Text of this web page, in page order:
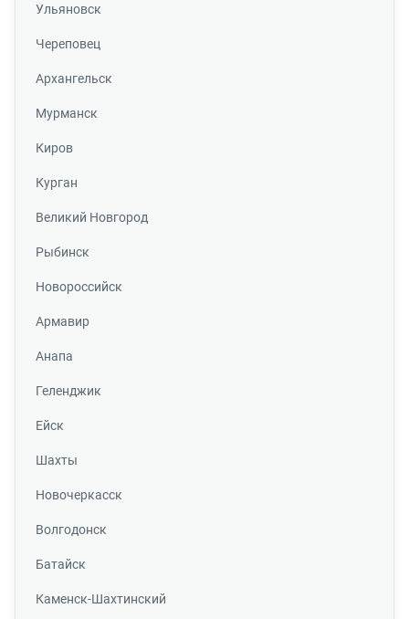
Ульяновск
Череповец
Архангельск
Мурманск
Киров
Курган
Великий Новгород
Рыбинск
Новороссийск
Армавир
Анапа
Геленджик
Ейск
Шахты
Новочеркасск
Волгодонск
Батайск
Каменск-Шахтинский